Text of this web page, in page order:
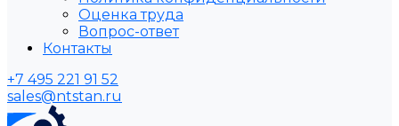
Оценка труда
Вопрос-ответ
Контакты
+7 495 221 91 52
sales@ntstan.ru